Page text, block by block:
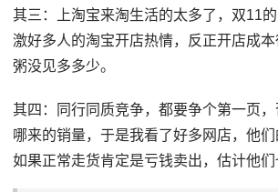
其三：上淘宝来淘生活的太多了，双11
激好多人的淘宝开店热情，反正开店成本
粥没见多多少。
其四：同行同质竞争，都要争个第一页
哪来的销量，于是我看了好多网店，他们
如果正常走货肯定是亏钱卖出，估计他们